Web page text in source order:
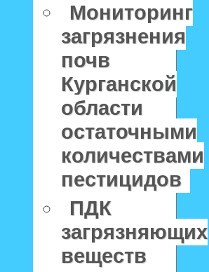
Мониторинг
загрязнения
почв
Курганской
области
остаточными
количествами
пестицидов
ПДК
загрязняющих
веществ